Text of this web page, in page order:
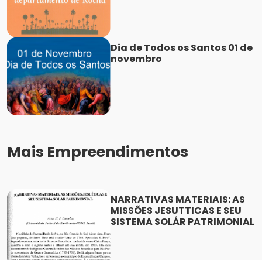
Dia de Todos os Santos 01 de
novembro
Mais Empreendimentos
NARRATIVAS MATERIAIS: AS
MISSÕES JESUTTICAS E SEU
SISTEMA SOLÁR PATRIMONIAL